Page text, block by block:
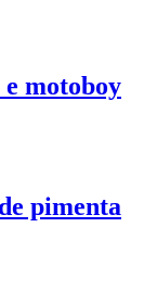
motoboy
pimenta